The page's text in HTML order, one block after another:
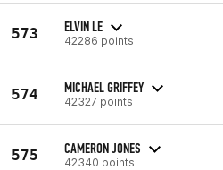
573 ELVIN LE
42286 points
574 MICHAEL GRIFFEY
42327 points
575 CAMERON JONES
42340 points